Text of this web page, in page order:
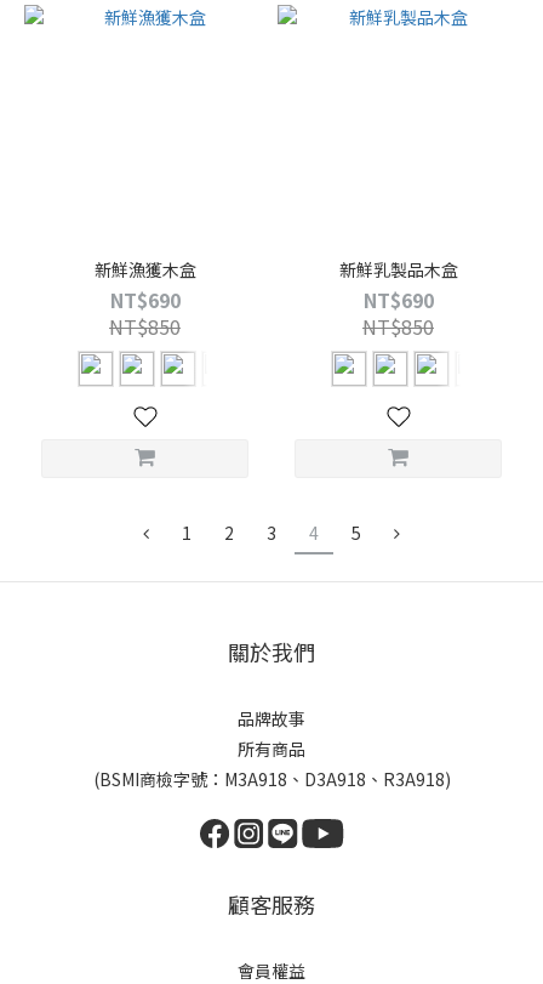
新鮮漁獲木盒
NT$690
NT$850
新鮮乳製品木盒
NT$690
NT$850
1 2 3 4 5
關於我們
品牌故事
所有商品
(BSMI商檢字號：M3A918、D3A918、R3A918)
顧客服務
會員權益